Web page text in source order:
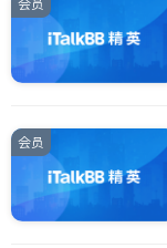
会员
会员